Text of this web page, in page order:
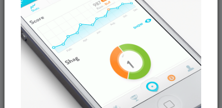
درباره ما بیشتر بدانید
اخبار فناوری اطلاعات
پیگیری مرسوله پستی
دعوت به همکاری
از تخفیف‌ها و جدیدترین‌های فروشگاه ما باخبر شوید: